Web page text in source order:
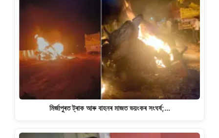
মিৰ্জাপুৰত ট্ৰাক আৰু বাহনৰ মাজত ভয়ংকৰ সংঘৰ্ষ;…